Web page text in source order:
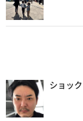
ショッ